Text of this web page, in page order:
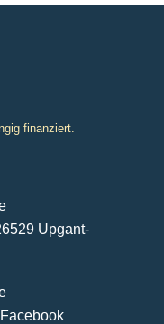
finanziert.
Upgant-